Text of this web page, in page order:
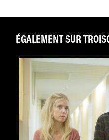
ÉGALEMENT SUR